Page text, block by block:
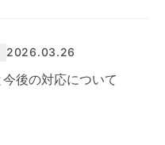
2026.03.26
後の対応について